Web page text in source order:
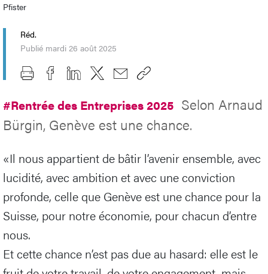
Pfister
Réd.
Publié mardi 26 août 2025
#Rentrée des Entreprises 2025 Selon Arnaud
Bürgin, Genève est une chance.
«Il nous appartient de bâtir l’avenir ensemble, avec
lucidité, avec ambition et avec une conviction
profonde, celle que Genève est une chance pour la
Suisse, pour notre économie, pour chacun d’entre
nous.
Et cette chance n’est pas due au hasard: elle est le